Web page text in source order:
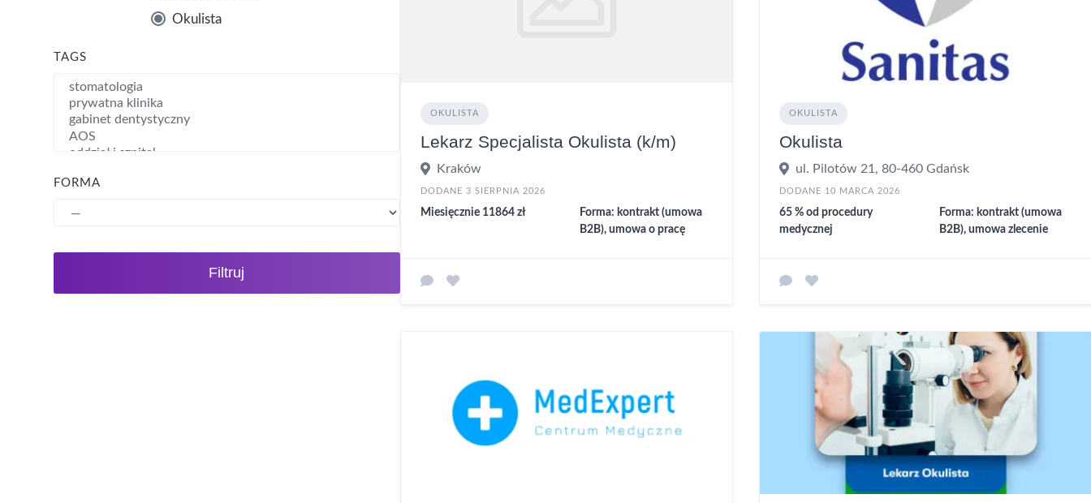
Okulista
TAGS
FORMA
Filtruj
OKULISTA
Lekarz Specjalista Okulista (k/m)
Kraków
DODANE 3 SIERPNIA 2026
Miesięcznie 11864 zł
Forma: kontrakt (umowa
B2B), umowa o pracę
OKULISTA
Okulista
ul. Pilotów 21, 80-460 Gdańsk
DODANE 10 MARCA 2026
65 % od procedury
medycznej
Forma: kontrakt (umowa
B2B), umowa zlecenie